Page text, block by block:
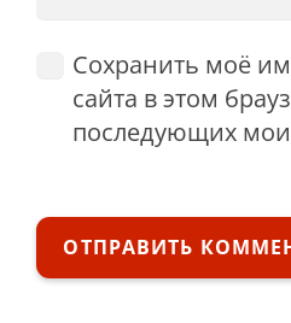
Сохранить моё
сайта в этом
последующих
ОТПРАВИТЬ